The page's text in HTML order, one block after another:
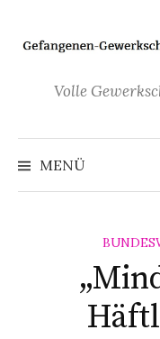
Inhalt
überspringen
Volle
MENÜ